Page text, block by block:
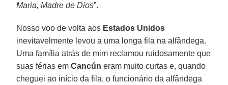
Maria, Madre de Dios”.
Nosso voo de volta aos Estados Unidos
inevitavelmente levou a uma longa fila na alfândega.
Uma família atrás de mim reclamou ruidosamente que
suas férias emCancún eram muito curtas e, quando
cheguei ao início da fila, o funcionário da alfândega